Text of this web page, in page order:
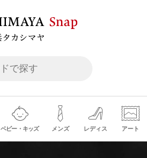
ベビー・キッズ メンズ レディス アート